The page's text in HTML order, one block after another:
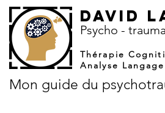
DAVID
​Psycho -
Thérapie
Analyse
Mon guide du